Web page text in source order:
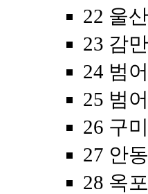
22 울
23 감
24 범
25 범
26 구
27 안
28 옥